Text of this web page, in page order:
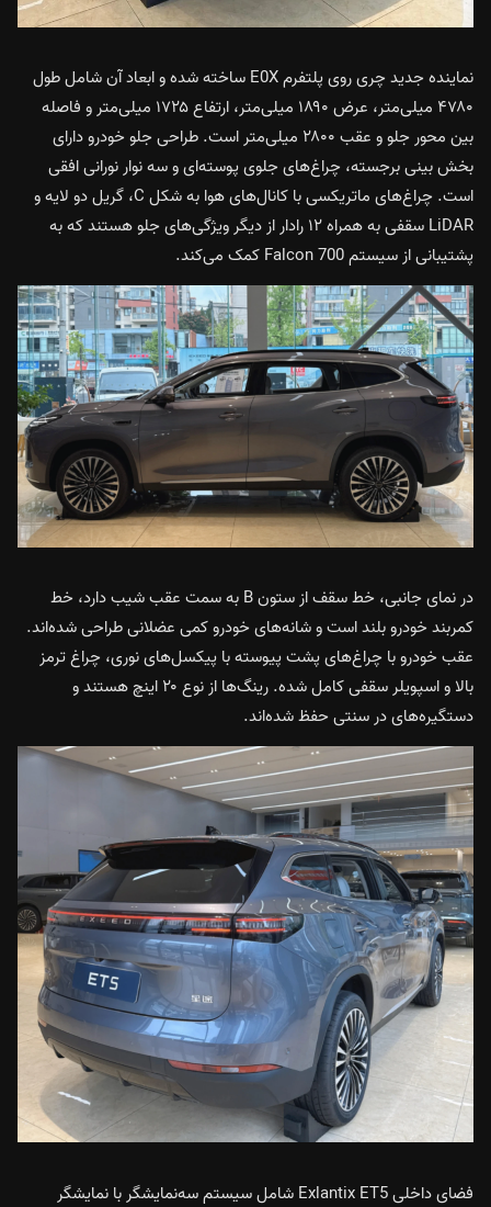
نماینده جدید چری روی پلتفرم E0X ساخته شده و ابعاد آن شامل طول
۴۷۸۰ میلی‌متر، عرض ۱۸۹۰ میلی‌متر، ارتفاع ۱۷۲۵ میلی‌متر و فاصله
بین محور جلو و عقب ۲۸۰۰ میلی‌متر است. طراحی جلو خودرو دارای
بخش بینی برجسته، چراغ‌های جلوی پوسته‌ای و سه نوار نورانی افقی
است. چراغ‌های ماتریکسی با کانال‌های هوا به شکل C، گریل دو لایه و
LiDAR سقفی به همراه ۱۲ رادار از دیگر ویژگی‌های جلو هستند که به
پشتیبانی از سیستم Falcon 700 کمک می‌کند.
در نمای جانبی، خط سقف از ستون B به سمت عقب شیب دارد، خط
کمربند خودرو بلند است و شانه‌های خودرو کمی عضلانی طراحی شده‌اند.
عقب خودرو با چراغ‌های پشت پیوسته با پیکسل‌های نوری، چراغ ترمز
بالا و اسپویلر سقفی کامل شده. رینگ‌ها از نوع ۲۰ اینچ هستند و
دستگیره‌های در سنتی حفظ شده‌اند.
فضای داخلی Exlantix ET5 شامل سیستم سه‌نمایشگر با نمایشگر